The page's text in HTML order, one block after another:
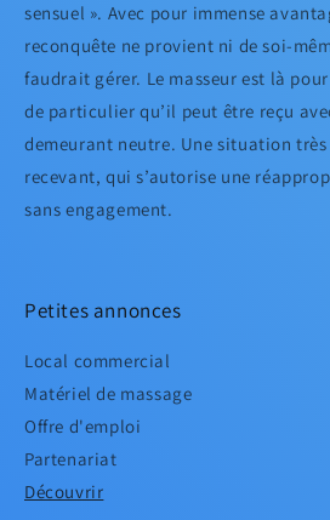
sensuel ». Avec pour immense
reconquête ne provient ni de soi-
faudrait gérer. Le masseur est là
de particulier qu’il peut être reçu
demeurant neutre. Une situation
recevant, qui s’autorise une
sans engagement.
Petites annonces
Local commercial
Matériel de massage
Offre d'emploi
Partenariat
Découvrir